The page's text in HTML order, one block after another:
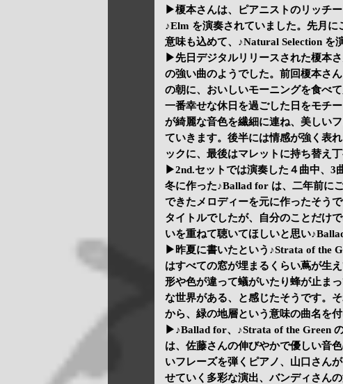
▶榎本さんは、ピアニストのリッチ
♪Elm を演奏されていました。先月
意味も込めて、♪Natural Selection を
▶先日デジタルリリースされた榎本
の強い曲のようでした。前回榎本さ
の朝に、おいしいモーニングを食べ
一番幸せな休日を過ごした日をモチ
が綺麗な音色を繊細に連ね、美しい
ていきます。後半には情感が強く表
ックに、最後はマレットに持ち替え
▶2nd.セットでは演奏した４曲中、3
冬に作った♪Ballad for は、二年前に
できたメロディーを元に作ったそう
タイトルでしたが、自分のことだけ
いを重ねて聴いてほしいと思い
▶昨夏に書いたという♪Strata of the
はすべての窓が埋まるくらい蔦が生
形や色が違って蟻がいたり蜂が止ま
な世界がある、と感じたそうです。
から、緑の地層という意味の曲名を
▶♪Ballad for、♪Strata of the Green
は、佐藤さんの伸びやかで優しい音
いフレーズを弾くピアノ、山口さん
せていく多彩な演出、バンディさん